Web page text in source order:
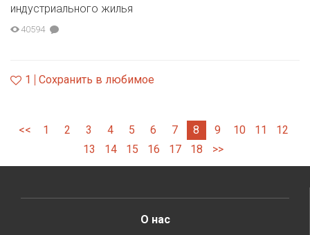
индустриального жилья
40594
1 Сохранить в любимое
<< 1 2 3 4 5 6 7 8 9 10 11
12
13
14 15 16 17 18 >>
О нас